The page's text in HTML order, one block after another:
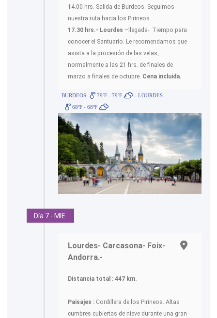
14.00 hrs. Salida de Burdeos. Seguimos
nuestra ruta hacia los Pirineos.
17.30 hrs.- Lourdes –llegada-. Tiempo para
conocer el Santuario. Le recomendamos que
asista a la procesión de las velas,
normalmente a las 21 hrs. de finales de
marzo a finales de octubre. Cena incluida.
BURDEOS 79ºF - 79ºF
- LOURDES
68ºF - 68ºF
Día 7 - MIE.
Lourdes- Carcasona- Foix-
Andorra.-
Distancia total : 447 km.
Paisajes : Cordillera de los Pirineos. Altas
cumbres cubiertas de nieve durante una gran